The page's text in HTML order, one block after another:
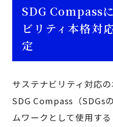
SDG Compass
ビリティ本格対
定
サステナビリティ対応の
SDG Compass（SDGs
ムワークとして使用す